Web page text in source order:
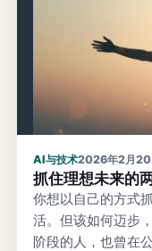
AI与技术2026年2月20
抓住理想未来的
你想以自己的方式
活。但该如何迈步
阶段的人，也曾在